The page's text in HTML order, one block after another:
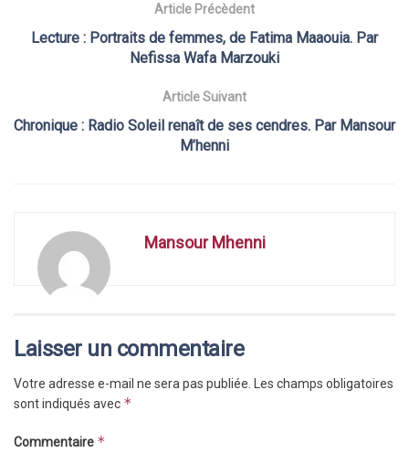
Article Précèdent
Lecture : Portraits de femmes, de Fatima Maaouia. Par
Nefissa Wafa Marzouki
Article Suivant
Chronique : Radio Soleil renaît de ses cendres. Par Mansour
M’henni
Mansour Mhenni
Laisser un commentaire
Votre adresse e-mail ne sera pas publiée.
Les champs obligatoires
sont indiqués avec *
Commentaire *